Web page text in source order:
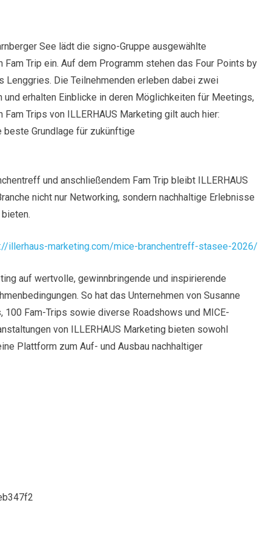
See lädt die signo-Gruppe ausgewählte
Trip ein. Auf dem Programm stehen das Four Points by
Die Teilnehmenden erleben dabei zwei
erhalten Einblicke in deren Möglichkeiten für Meetings,
Trips von ILLERHAUS Marketing gilt auch hier:
Grundlage für zukünftige
und anschließendem Fam Trip bleibt ILLERHAUS
nicht nur Networking, sondern nachhaltige Erlebnisse
illerhaus-marketing.com/mice-branchentreff-stasee-2026/
auf wertvolle, gewinnbringende und inspirierende
So hat das Unternehmen von Susanne
100 Fam-Trips sowie diverse Roadshows und MICE-
von ILLERHAUS Marketing bieten sowohl
Plattform zum Auf- und Ausbau nachhaltiger